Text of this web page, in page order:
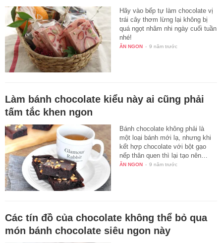
Hãy vào bếp tự làm chocolate vị
trái cây thơm lừng lại không bị
quá ngọt nhâm nhi ngày cuối tuần
nhé!
ĂN NGON - 9 năm trước
Làm bánh chocolate kiểu này ai cũng phải
tấm tắc khen ngon
Bánh chocolate không phải là
một loại bánh mới lạ, nhưng khi
kết hợp chocolate với bột gạo
nếp thân quen thì lại tạo nên…
ĂN NGON - 9 năm trước
Các tín đồ của chocolate không thể bỏ qua
món bánh chocolate siêu ngon này